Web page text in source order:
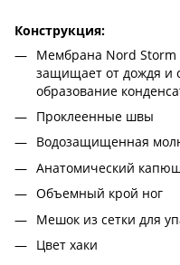
Конструкция:
Мембрана Nord Storm
защищает от дождя и
образование
Проклеенные швы
Водозащищенная
Анатомический
Объемный крой ног
Мешок из сетки для
Цвет хаки